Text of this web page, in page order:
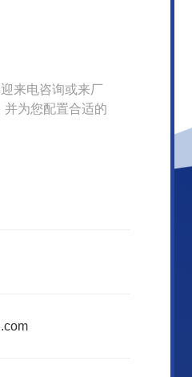
来电咨询或来厂
为您配置合适的